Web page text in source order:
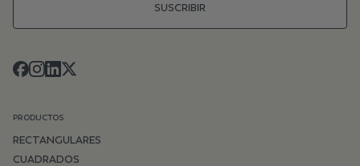
SUSCRIBIR
PRODUCTOS
RECTANGULARES
CUADRADOS